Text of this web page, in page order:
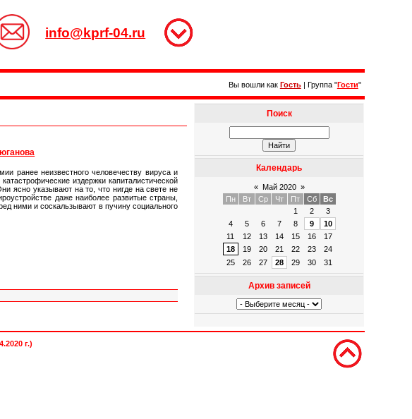
info@kprf-04.ru
Вы вошли как Гость| Группа "Гости"
ранее неизвестного человечеству вируса и
издержки капиталистической
ясно указывают на то, что нигде на свете не
даже наиболее развитые страны,
ними и соскальзывают в пучину социального
Поиск
Календарь
« Май 2020 »
Пн
Вт Ср Чт Пт Сб
Вс
1
2
3
4
5 6 7 8 9
10
11
12 13 14 15 16
17
18
19 20 21 22 23
24
25
26 27 28 29 30 31
Архив записей
г.)